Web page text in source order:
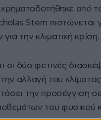
από
Stern πιστώνεται
την κλιματική κρίση.
οι δύο φετινές
αλλαγή του
την προσέγγιση
του φυσικού